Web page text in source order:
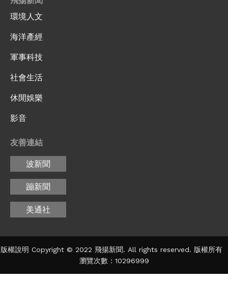
環境人文
海洋產經
軍事科技
社會生活
休閒娛樂
影音
友善連結
波新聞
蹦新聞
美通社
版權說明 Copyright © 2022 飛揚新聞. All rights reserved. 版權所有
瀏覽次數：10296999